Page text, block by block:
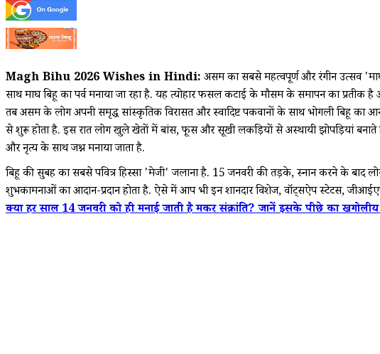
Magh Bihu 2026 Wishes in Hindi: असम का सबसे महत्वपूर्ण और रंगीन उत्सव
साथ माघ बिहू का पर्व मनाया जा रहा है. यह त्योहार फसल कटाई के मौसम के समापन का
तब असम के लोग अपनी समृद्ध सांस्कृतिक विरासत और स्वादिष्ट पकवानों के साथ भोगली बिहू
से शुरू होता है. इस रात लोग खुले खेतों में बांस, फूस और सूखी लकड़ियों से अस्थायी झोपड़ियां
और नृत्य के साथ जश्न मनाया जाता है.
बिहू की सुबह का सबसे पवित्र हिस्सा 'मेजी' जलाना है. 15 जनवरी की तड़के, स्नान करने के बाद
शुभकामनाओं का आदान-प्रदान होता है. ऐसे में आप भी इन शानदार विशेज, वॉट्सऐप स्टेटस,
क्या हर साल 14 जनवरी को ही मनाई जाती है मकर संक्रांति? जानें इसके पीछे का खगोलीय